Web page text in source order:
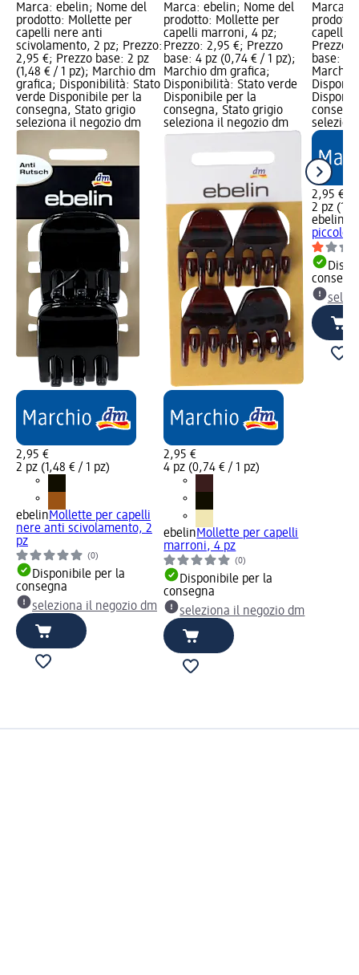
Marca: ebelin; Nome del
prodotto: Mollette per
capelli nere anti
scivolamento, 2 pz; Prezzo:
2,95 €; Prezzo base: 2 pz
(1,48 € / 1 pz); Marchio dm
grafica; Disponibilità: Stato
verde Disponibile per la
consegna, Stato grigio
seleziona il negozio dm
2,95 €
2 pz (1,48 € / 1 pz)
ebelinMollette per capelli
nere anti scivolamento, 2
pz
(0)
Disponibile per la
consegna
seleziona il negozio dm
Marca: ebelin; Nome del
prodotto: Mollette per
capelli marroni, 4 pz;
Prezzo: 2,95 €; Prezzo
base: 4 pz (0,74 € / 1 pz);
Marchio dm grafica;
Disponibilità: Stato verde
Disponibile per la
consegna, Stato grigio
seleziona il negozio dm
2,95 €
4 pz (0,74 € / 1 pz)
ebelinMollette per capelli
marroni, 4 pz
(0)
Disponibile per la
consegna
seleziona il negozio dm
Marca:
capelli
Prezzo:
base: 2
Marchio
2,95 €
2 pz
ebelin
piccole